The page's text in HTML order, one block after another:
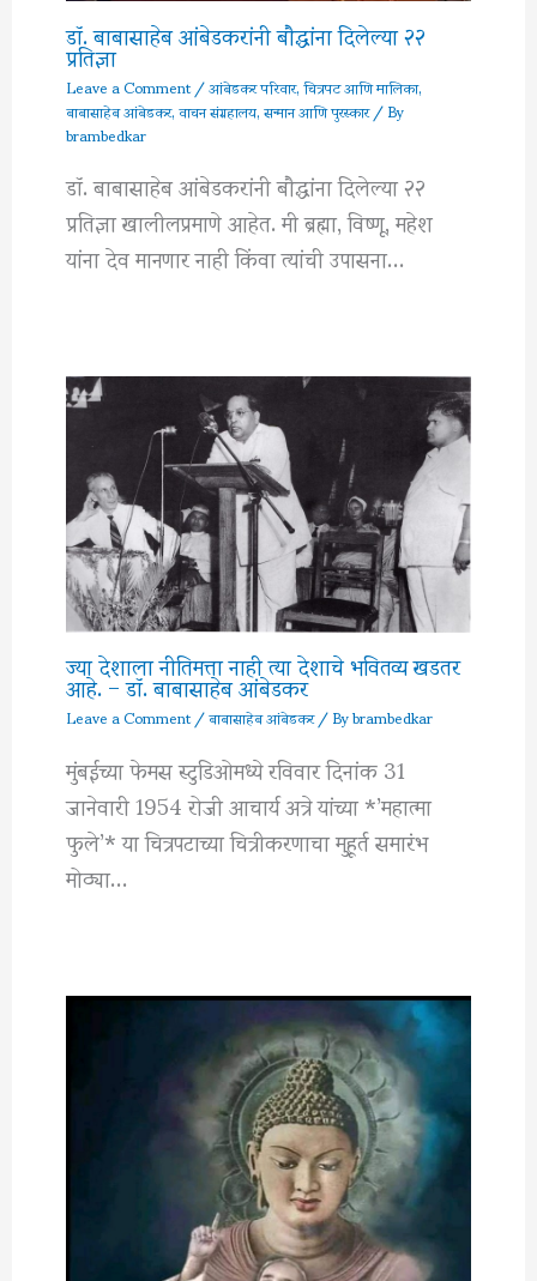
डॉ. बाबासाहेब आंबेडकरांनी बौद्धांना दिलेल्या २२
प्रतिज्ञा
Leave a Comment/आंबेडकर परिवार,चित्रपट आणि मालिका,
बाबासाहेब आंबेडकर,वाचन संग्रहालय,सन्मान आणि पुरस्कार/ By
brambedkar
डॉ. बाबासाहेब आंबेडकरांनी बौद्धांना दिलेल्या २२
प्रतिज्ञा खालीलप्रमाणे आहेत. मी ब्रह्मा, विष्णू, महेश
यांना देव मानणार नाही किंवा त्यांची उपासना…
ज्या देशाला नीतिमत्ता नाही त्या देशाचे भवितव्य खडतर
आहे. – डॉ. बाबासाहेब आंबेडकर
Leave a Comment/बाबासाहेब आंबेडकर/ Bybrambedkar
मुंबईच्या फेमस स्टुडिओमध्ये रविवार दिनांक 31
जानेवारी 1954 रोजी आचार्य अत्रे यांच्या *’महात्मा
फुले’* या चित्रपटाच्या चित्रीकरणाचा मुहूर्त समारंभ
मोठ्या…